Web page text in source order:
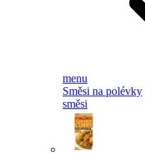
menu
Směsi na polévky
směsi